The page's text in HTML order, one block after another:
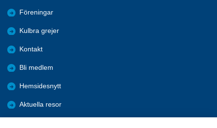
Föreningar
Kulbra grejer
Kontakt
Bli medlem
Hemsidesnytt
Aktuella resor